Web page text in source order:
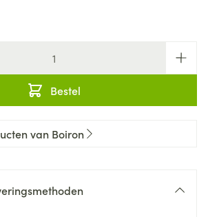
Bestel
van Boiron